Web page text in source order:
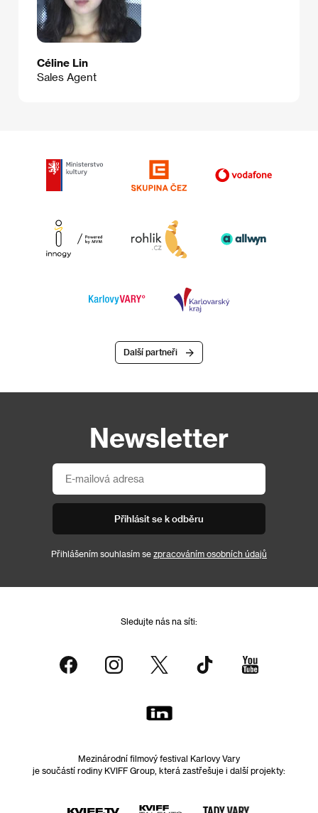
Céline Lin
Sales Agent
Další partneři
Newsletter
Přihlásit se k odběru
Přihlášením souhlasím se zpracováním osobních údajů
Sledujte nás na síti:
Mezinárodní filmový festival Karlovy Vary
je součástí rodiny KVIFF Group, která zastřešuje i další projekty: